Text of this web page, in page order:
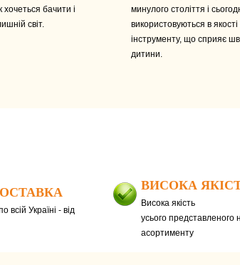
хочеться бачити і
світ.
минулого століття і
використовуються в
інструменту, що сприяє
дитини.
всій Україні - від
ВИСОКА
Висока якість
усього представленого
асортименту